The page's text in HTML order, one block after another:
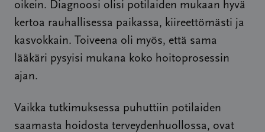
oikein. Diagnoosi olisi potilaiden mukaan hyvä
kertoa rauhallisessa paikassa, kiireettömästi ja
kasvokkain. Toiveena oli myös, että sama
lääkäri pysyisi mukana koko hoitoprosessin
ajan.
Vaikka tutkimuksessa puhuttiin potilaiden
saamasta hoidosta terveydenhuollossa, ovat